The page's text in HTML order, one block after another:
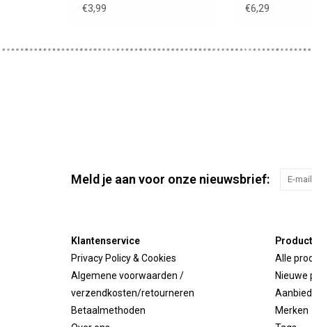
€3,99
bloemenprint
€6,29
Meld je aan voor onze nieuwsbrief:
Klantenservice
Privacy Policy & Cookies
Algemene voorwaarden /
verzendkosten/retourneren
Betaalmethoden
Alle
Nieuwe
Merken